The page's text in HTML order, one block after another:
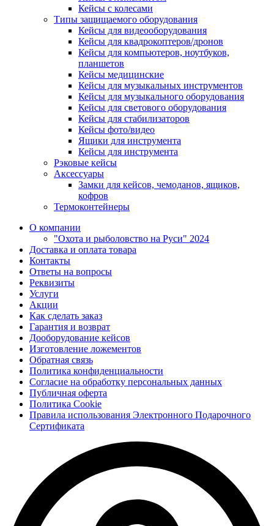
Кейсы с колесами
Типы защищаемого оборудования
Кейсы для видеооборудования
Кейсы для квадрокоптеров/дронов
Кейсы для компьютеров, ноутбуков,
планшетов
Кейсы медицинские
Кейсы для музыкальных инструментов
Кейсы для музыкального оборудования
Кейсы для светового оборудования
Кейсы для стабилизаторов
Кейсы фото/видео
Ящики для инструмента
Кейсы для инструмента
Рэковые кейсы
Аксессуары
Замки для кейсов, чемоданов, ящиков,
кофров
Термоконтейнеры
О компании
"Охота и рыболовство на Руси" 2024
Доставка и оплата товара
Контакты
Ответы на вопросы
Реквизиты
Услуги
Акции
Как сделать заказ
Гарантия и возврат
Дооборудование кейсов
Изготовление ложементов
Обратная связь
Политика конфиденциальности
Согласие на обработку персональных данных
Публичная оферта
Политика Cookie
Правила использования Электронного Подарочного
Сертификата